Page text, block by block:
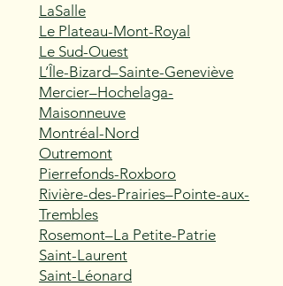
LaSalle
Le Plateau-Mont-Royal
Le Sud-Ouest
L’Île-Bizard–Sainte-Geneviève
Mercier–Hochelaga-
Maisonneuve
Montréal-Nord
Outremont
Pierrefonds-Roxboro
Rivière-des-Prairies–Pointe-aux-
Trembles
Rosemont–La Petite-Patrie
Saint-Laurent
Saint-Léonard